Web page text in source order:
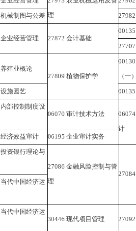
理
机械制图与公差 27982
企业经营管理 27872 会计基础
00135
27707
养殖业概论
27809 植物保护学
00130
（一）
设施园艺 00135
内部控制制度设
06070 审计技术方法 06074
计
经济效益审计 06195 企业审计实务
投资银行理论与
27086 金融风险控制与管
理
27084
当代中国经济运
当代中国经济运
30446 现代项目管理 27092